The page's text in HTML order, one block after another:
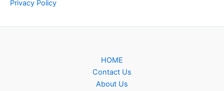
Privacy Policy
HOME
Contact Us
About Us